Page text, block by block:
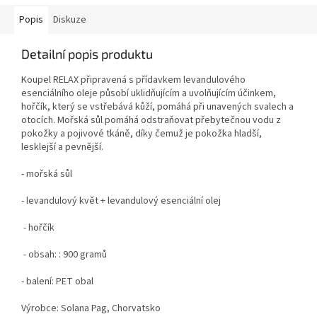
Popis Diskuze
Detailní popis produktu
Koupel RELAX připravená s přídavkem levandulového
esenciálního oleje působí uklidňujícím a uvolňujícím účinkem,
hořčík, který se vstřebává kůží, pomáhá při unavených svalech a
otocích. Mořská sůl pomáhá odstraňovat přebytečnou vodu z
pokožky a pojivové tkáně, díky čemuž je pokožka hladší,
lesklejší a pevnější.
- mořská sůl
- levandulový květ + levandulový esenciální olej
- hořčík
- obsah: : 900 gramů
- balení: PET obal
Výrobce: Solana Pag, Chorvatsko